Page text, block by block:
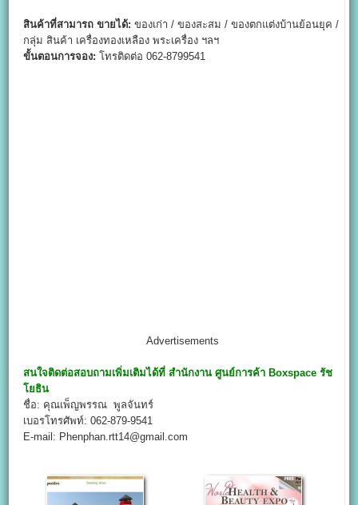
สินค้าที่สามารถ ขายได้: ของเก่า / ของสะสม / ของตกแต่งบ้านย้อนยุค /
กลุ่ม สินค้า เครื่องทองเหลือง พระเครื่อง ฯลฯ
ขั้นตอนการจอง: โทรติดต่อ 062-8799541
Advertisements
สนใจติดต่อสอบถามเพิ่มเติมได้ที่ สำนักงานศูนย์การค้า Boxspaceรัช
โยธิน
ชื่อ: คุณเพ็ญพรรณ พูลจันทร์
เบอรโทรศัพท์: 062-879-9541
E-mail: Phenphan.rtt14@gmail.com